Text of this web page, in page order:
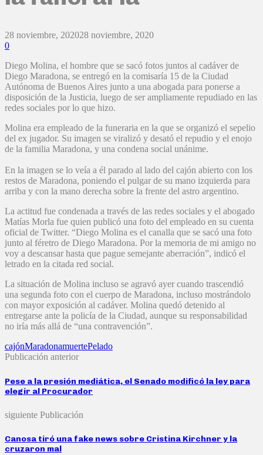
28 noviembre, 202028 noviembre, 2020
0
Diego Molina, el hombre que se sacó fotos juntos al cadáver de
Diego Maradona, se entregó en la comisaría 15 de la Ciudad
Autónoma de Buenos Aires junto a una abogada para ponerse a
disposición de la Justicia, luego de ser ampliamente repudiado en las
redes sociales por lo que hizo.
Molina era empleado de la funeraria en la que se organizó el sepelio
del ex jugador. Su imagen se viralizó y desató el repudio y el enojo
de la familia Maradona, y una condena social unánime.
En la imagen se lo veía a él parado al lado del cajón abierto con los
restos de Maradona, poniendo el pulgar de su mano izquierda para
arriba y con la mano derecha sobre la frente del astro argentino.
La actitud fue condenada a través de las redes sociales y el abogado
Matías Morla fue quien publicó una foto del empleado en su cuenta
oficial de Twitter. “Diego Molina es el canalla que se sacó una foto
junto al féretro de Diego Maradona. Por la memoria de mi amigo no
voy a descansar hasta que pague semejante aberración”, indicó el
letrado en la citada red social.
La situación de Molina incluso se agravó ayer cuando trascendió
una segunda foto con el cuerpo de Maradona, incluso mostrándolo
con mayor exposición al cadáver. Molina quedó detenido al
entregarse ante la policía de la Ciudad, aunque su responsabilidad
no iría más allá de “una contravención”.
cajónMaradonamuertePelado
Publicación anterior
Pese a la presión mediática, el Senado modificó la ley para
elegir al Procurador
siguiente Publicación
Canosa tiró una fake news sobre Cristina Kirchner y la
cruzaron mal